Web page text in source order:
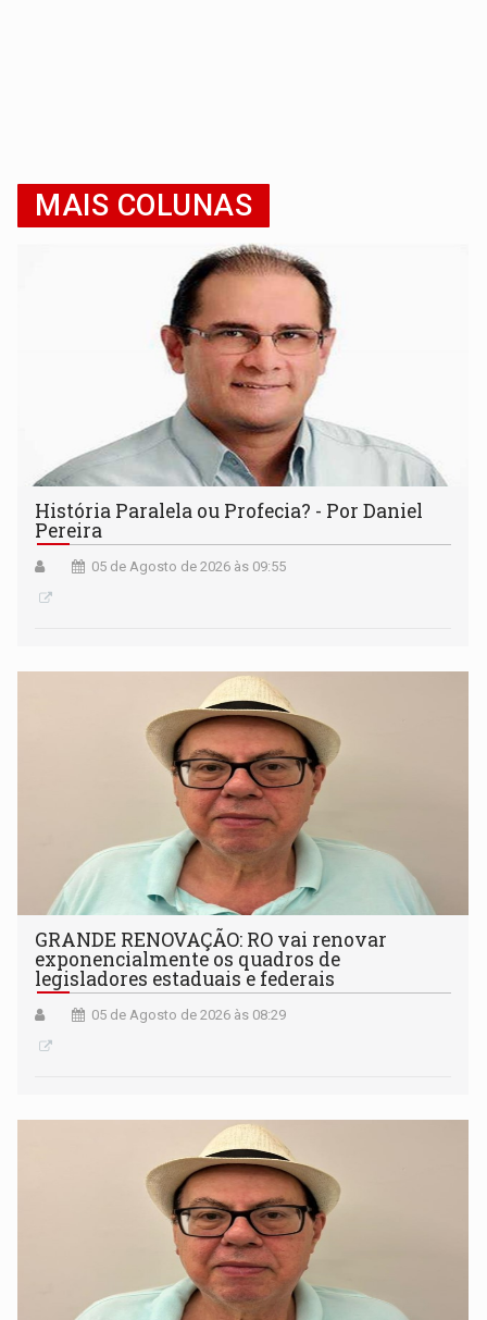
MAIS COLUNAS
História Paralela ou Profecia? - Por Daniel
Pereira
05 de Agosto de 2026 às 09:55
GRANDE RENOVAÇÃO: RO vai renovar
exponencialmente os quadros de
legisladores estaduais e federais
05 de Agosto de 2026 às 08:29